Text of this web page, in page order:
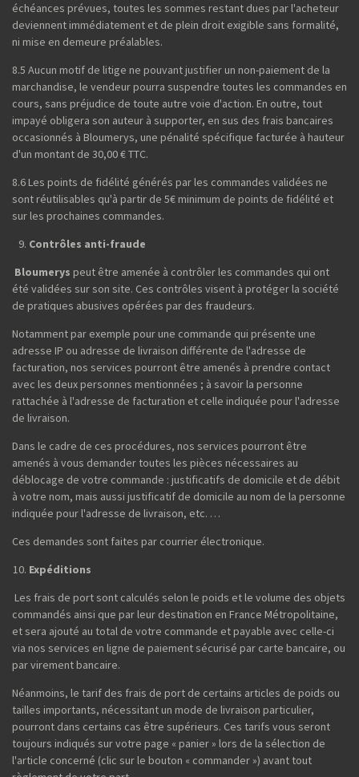
échéances prévues, toutes les sommes restant dues par l'acheteur
deviennent immédiatement et de plein droit exigible sans formalité,
ni mise en demeure préalables.
8.5 Aucun motif de litige ne pouvant justifier un non-paiement de la
marchandise, le vendeur pourra suspendre toutes les commandes en
cours, sans préjudice de toute autre voie d'action. En outre, tout
impayé obligera son auteur à supporter, en sus des frais bancaires
occasionnés à Bloumerys, une pénalité spécifique facturée à hauteur
d'un montant de 30,00 € TTC.
8.6 Les points de fidélité générés par les commandes validées ne
sont réutilisables qu'à partir de 5€ minimum de points de fidélité et
sur les prochaines commandes.
Contrôles anti-fraude
Bloumerys peut être amenée à contrôler les commandes qui ont
été validées sur son site. Ces contrôles visent à protéger la société
de pratiques abusives opérées par des fraudeurs.
Notamment par exemple pour une commande qui présente une
adresse IP ou adresse de livraison différente de l'adresse de
facturation, nos services pourront être amenés à prendre contact
avec les deux personnes mentionnées ; à savoir la personne
rattachée à l'adresse de facturation et celle indiquée pour l'adresse
de livraison.
Dans le cadre de ces procédures, nos services pourront être
amenés à vous demander toutes les pièces nécessaires au
déblocage de votre commande : justificatifs de domicile et de débit
à votre nom, mais aussi justificatif de domicile au nom de la personne
indiquée pour l'adresse de livraison, etc. …
Ces demandes sont faites par courrier électronique.
Expéditions
Les frais de port sont calculés selon le poids et le volume des objets
commandés ainsi que par leur destination en France Métropolitaine,
et sera ajouté au total de votre commande et payable avec celle-ci
via nos services en ligne de paiement sécurisé par carte bancaire, ou
par virement bancaire.
Néanmoins, le tarif des frais de port de certains articles de poids ou
tailles importants, nécessitant un mode de livraison particulier,
pourront dans certains cas être supérieurs. Ces tarifs vous seront
toujours indiqués sur votre page « panier » lors de la sélection de
l'article concerné (clic sur le bouton « commander ») avant tout